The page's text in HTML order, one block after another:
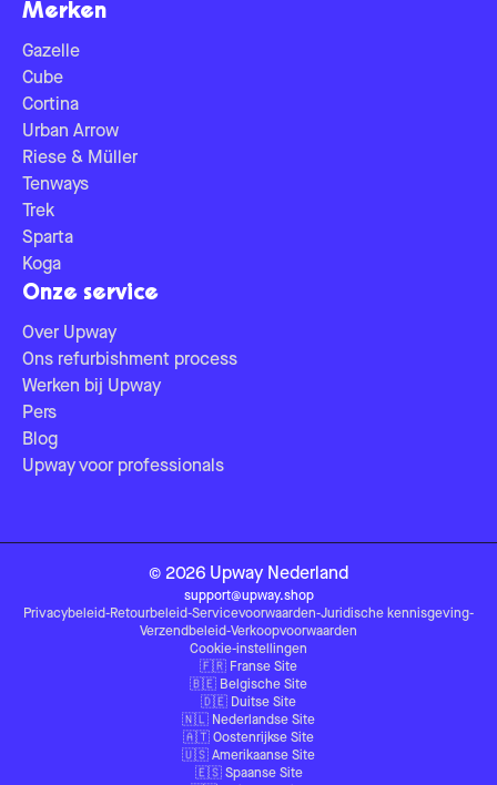
Merken
Gazelle
Cube
Cortina
Urban Arrow
Riese & Müller
Tenways
Trek
Sparta
Koga
Onze service
Over Upway
Ons refurbishment process
Werken bij Upway
Pers
Blog
Upway voor professionals
© 2026 Upway Nederland
support@upway.shop
Privacybeleid-Retourbeleid-Servicevoorwaarden-Juridische kennisgeving-
Verzendbeleid-Verkoopvoorwaarden
Cookie-instellingen
🇫🇷 Franse Site
🇧🇪 Belgische Site
🇩🇪 Duitse Site
🇳🇱 Nederlandse Site
🇦🇹 Oostenrijkse Site
🇺🇸 Amerikaanse Site
🇪🇸 Spaanse Site